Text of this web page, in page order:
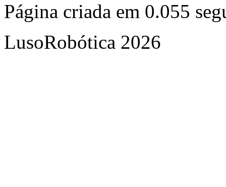
Página criada em 0.055
LusoRobótica 2026